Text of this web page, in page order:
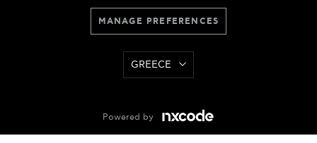
MANAGE PREFERENCES
GREECE
Powered by